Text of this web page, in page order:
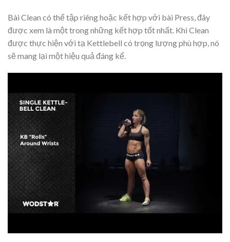
Bài Clean có thể tập riêng hoặc kết hợp với bài Press, đây
được xem là một trong những kết hợp tốt nhất. Khi Clean
được thực hiện với tạ Kettlebell có trọng lượng phù hợp, nó
sẽ mang lại một hiệu quả đáng kể.